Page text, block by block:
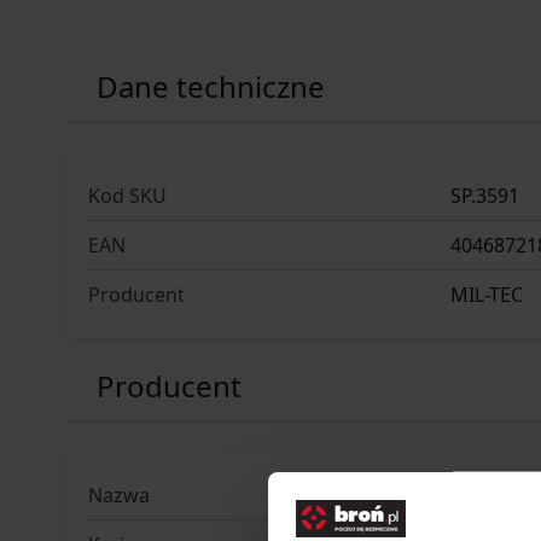
Dane techniczne
Kod SKU
SP.3591
EAN
Producent
MIL-TEC
Producent
Nazwa